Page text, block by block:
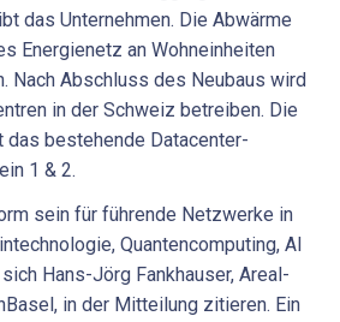
das Unternehmen. Die Abwärme
Energienetz an Wohneinheiten
Nach Abschluss des Neubaus wird
in der Schweiz betreiben. Die
das bestehende Datacenter-
1 & 2.
sein für führende Netzwerke in
Quantencomputing, AI
Hans-Jörg Fankhauser, Areal-
in der Mitteilung zitieren. Ein